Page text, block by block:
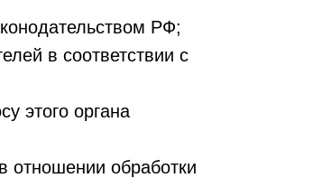
РФ;
в соответствии с
этого органа
отношении обработки